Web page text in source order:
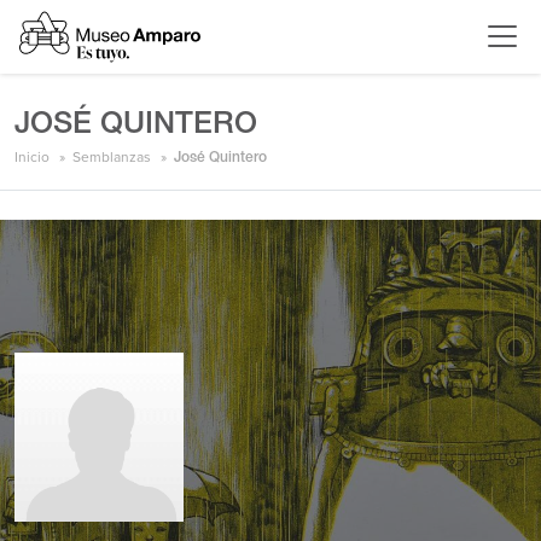
JOSÉ QUINTERO
Inicio Semblanzas José Quintero